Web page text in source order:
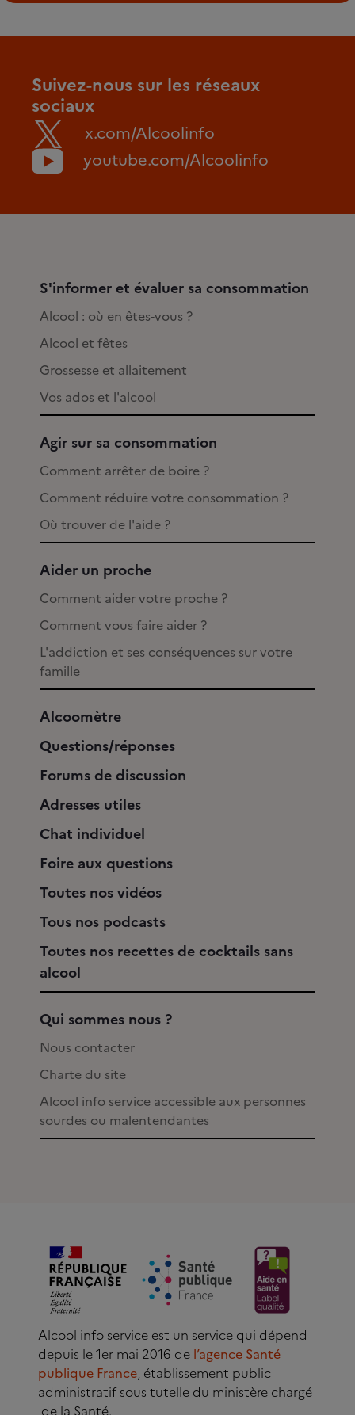
Suivez-nous sur les réseaux
sociaux
x.com/Alcoolinfo
youtube.com/Alcoolinfo
S'informer et évaluer sa consommation
Alcool : où en êtes-vous ?
Alcool et fêtes
Grossesse et allaitement
Vos ados et l'alcool
Agir sur sa consommation
Comment arrêter de boire ?
Comment réduire votre consommation ?
Où trouver de l'aide ?
Aider un proche
Comment aider votre proche ?
Comment vous faire aider ?
L'addiction et ses conséquences sur votre
famille
Alcoomètre
Questions/réponses
Forums de discussion
Adresses utiles
Chat individuel
Foire aux questions
Toutes nos vidéos
Tous nos podcasts
Toutes nos recettes de cocktails sans
alcool
Qui sommes nous ?
Nous contacter
Charte du site
Alcool info service accessible aux personnes
sourdes ou malentendantes
Alcool info service est un service qui dépend
depuis le 1er mai 2016 de l’agence Santé
publique France, établissement public
administratif sous tutelle du ministère chargé